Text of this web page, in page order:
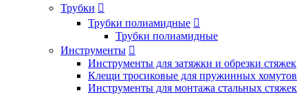
Трубки 
Трубки полиамидные 
Трубки полиамидные
Инструменты 
Инструменты для затяжки и обрезки стяжек
Клещи тросиковые для пружинных хомутов
Инструменты для монтажа стальных стяжек